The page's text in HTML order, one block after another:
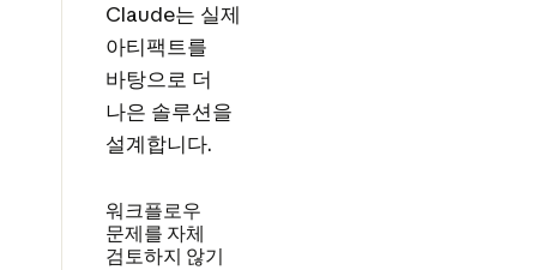
Claude는 실제
아티팩트를
바탕으로 더
나은 솔루션을
설계합니다.
워크플로우
문제를 자체
검토하지 않기